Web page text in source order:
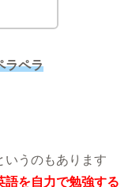
ラペラ
いうのもあります
語を自力で勉強する